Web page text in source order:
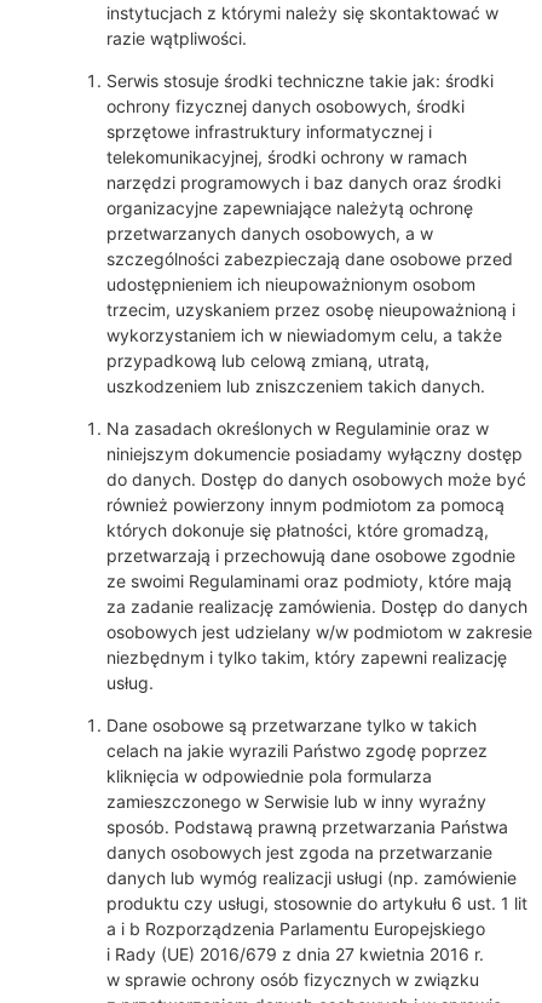
instytucjach z którymi należy się skontaktować w
razie wątpliwości.
Serwis stosuje środki techniczne takie jak: środki
ochrony fizycznej danych osobowych, środki
sprzętowe infrastruktury informatycznej i
telekomunikacyjnej, środki ochrony w ramach
narzędzi programowych i baz danych oraz środki
organizacyjne zapewniające należytą ochronę
przetwarzanych danych osobowych, a w
szczególności zabezpieczają dane osobowe przed
udostępnieniem ich nieupoważnionym osobom
trzecim, uzyskaniem przez osobę nieupoważnioną i
wykorzystaniem ich w niewiadomym celu, a także
przypadkową lub celową zmianą, utratą,
uszkodzeniem lub zniszczeniem takich danych.
Na zasadach określonych w Regulaminie oraz w
niniejszym dokumencie posiadamy wyłączny dostęp
do danych. Dostęp do danych osobowych może być
również powierzony innym podmiotom za pomocą
których dokonuje się płatności, które gromadzą,
przetwarzają i przechowują dane osobowe zgodnie
ze swoimi Regulaminami oraz podmioty, które mają
za zadanie realizację zamówienia. Dostęp do danych
osobowych jest udzielany w/w podmiotom w zakresie
niezbędnym i tylko takim, który zapewni realizację
usług.
Dane osobowe są przetwarzane tylko w takich
celach na jakie wyrazili Państwo zgodę poprzez
kliknięcia w odpowiednie pola formularza
zamieszczonego w Serwisie lub w inny wyraźny
sposób. Podstawą prawną przetwarzania Państwa
danych osobowych jest zgoda na przetwarzanie
danych lub wymóg realizacji usługi (np. zamówienie
produktu czy usługi, stosownie do artykułu 6 ust. 1 lit
a i b Rozporządzenia Parlamentu Europejskiego
i Rady (UE) 2016/679 z dnia 27 kwietnia 2016 r.
w sprawie ochrony osób fizycznych w związku